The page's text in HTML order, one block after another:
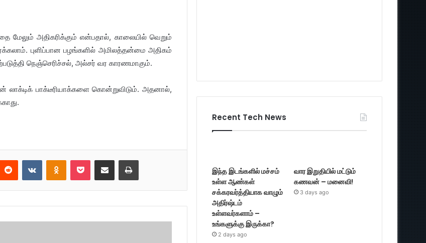
மேலும் அதிகரிக்கும் என்பதால், காலையில் வெறும்
புளிப்பான பழங்களில் அமிலத்தன்மை அதிகம்
நெஞ்செரிச்சல், அல்சர் வர காரணமாகும்.
லாக்டிக் பாக்டீரியாக்களை கொன்றுவிடும். அதனால்,
Reddit VKontakteOdnoklassniki
Pocket Share via Email Print
Recent Tech News
இந்த இடங்களில் மச்சம்
உள்ள ஆண்கள்
சக்கரவர்த்தியாக வாழும்
அதிர்ஷ்டம்
உள்ளவர்களாம் –
உங்களுக்கு இருக்கா?
2 days ago
வார இறுதியில் மட்டும்
கணவன் – மனைவி!
3 days ago